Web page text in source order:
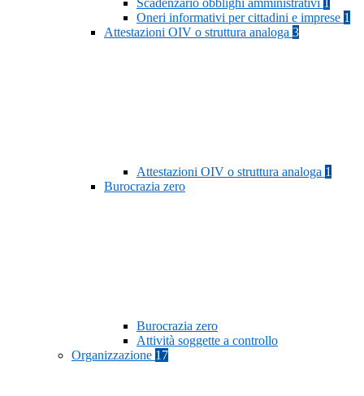
Scadenzario obblighi amministrativi 1
Oneri informativi per cittadini e imprese 1
Attestazioni OIV o struttura analoga 3
Attestazioni OIV o struttura analoga 1
Burocrazia zero
Burocrazia zero
Attività soggette a controllo
Organizzazione 17